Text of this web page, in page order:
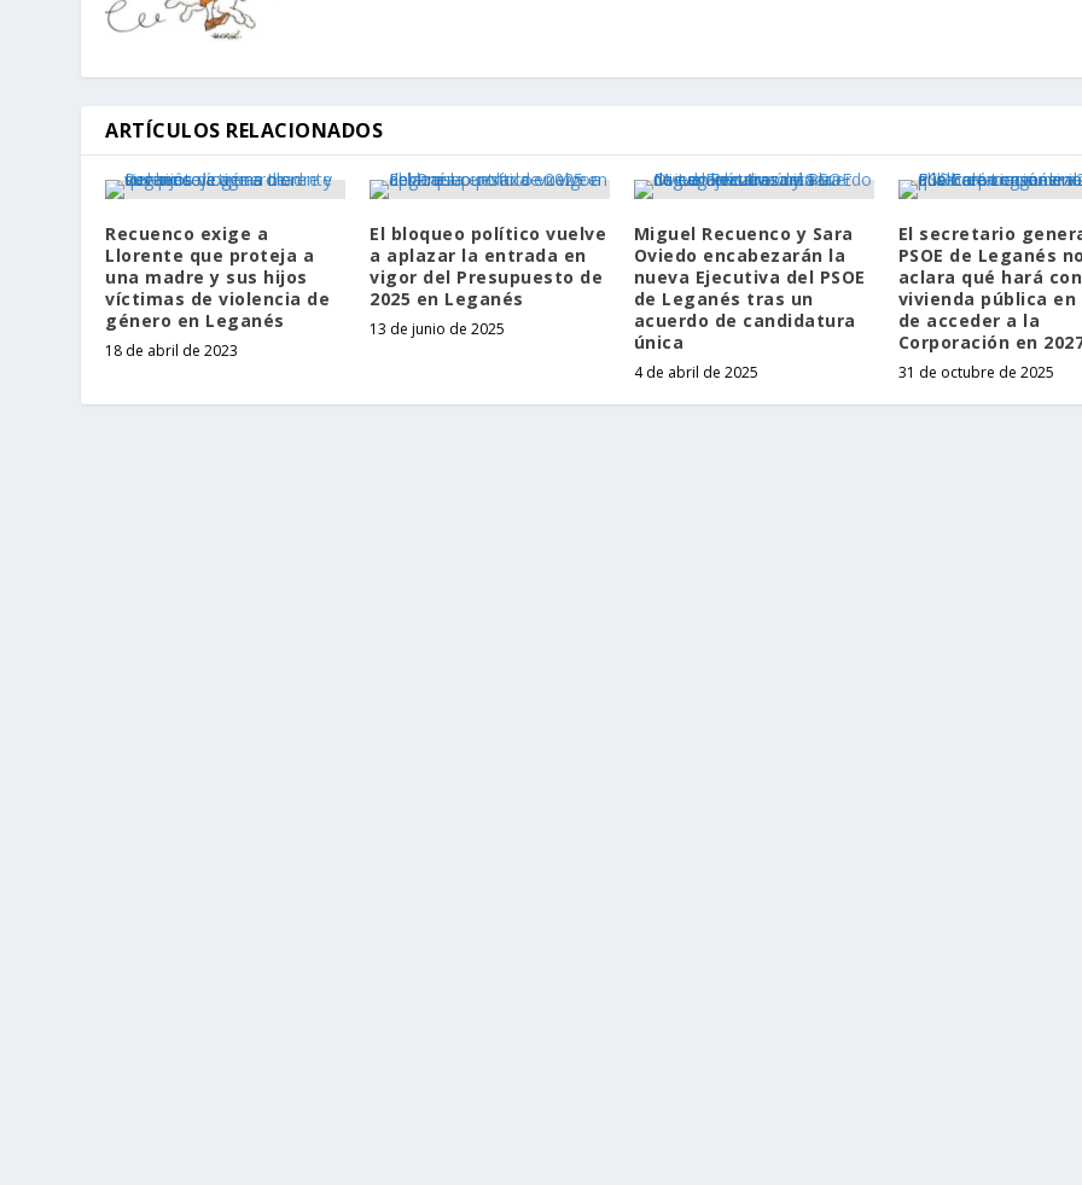
ARTÍCULOS RELACIONADOS
Recuenco exige a
Llorente que proteja a
una madre y sus hijos
víctimas de violencia de
género en Leganés
18 de abril de 2023
El bloqueo político vuelve
a aplazar la entrada en
vigor del Presupuesto de
2025 en Leganés
13 de junio de 2025
Miguel Recuenco y Sara
Oviedo encabezarán la
nueva Ejecutiva del PSOE
de Leganés tras un
acuerdo de candidatura
única
4 de abril de 2025
El secretario
PSOE de Leganés
aclara qué hará
vivienda pública en
de acceder a la
Corporación en
31 de octubre de 2025